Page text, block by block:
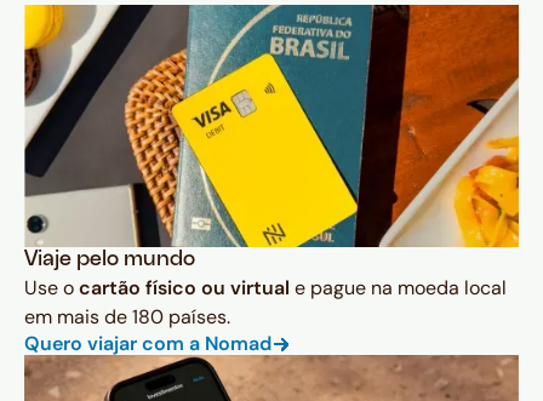
Viaje pelo mundo
Use ocartão físico ou virtual e pague na moeda local
em mais de 180 países.
Quero viajar com a Nomad